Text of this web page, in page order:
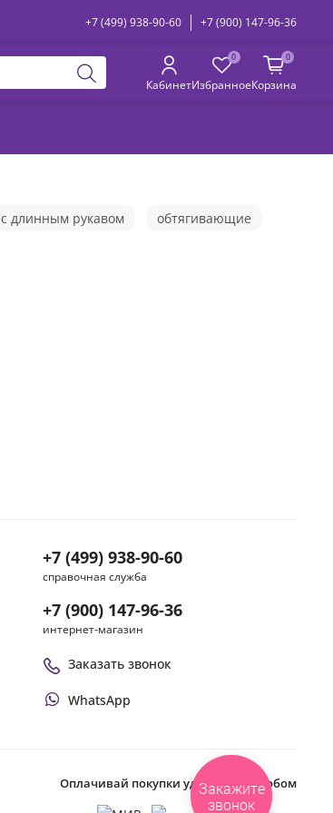
+7 (499) 938-90-60 +7 (900) 147-96-36
Кабинет
0
Избранное
0
Корзина
с длинным рукавом
обтягивающие
+7 (499) 938-90-60
справочная служба
+7 (900) 147-96-36
интернет-магазин
Заказать звонок
WhatsApp
Оплачивай покупки удобным способом
Закажите
звонок